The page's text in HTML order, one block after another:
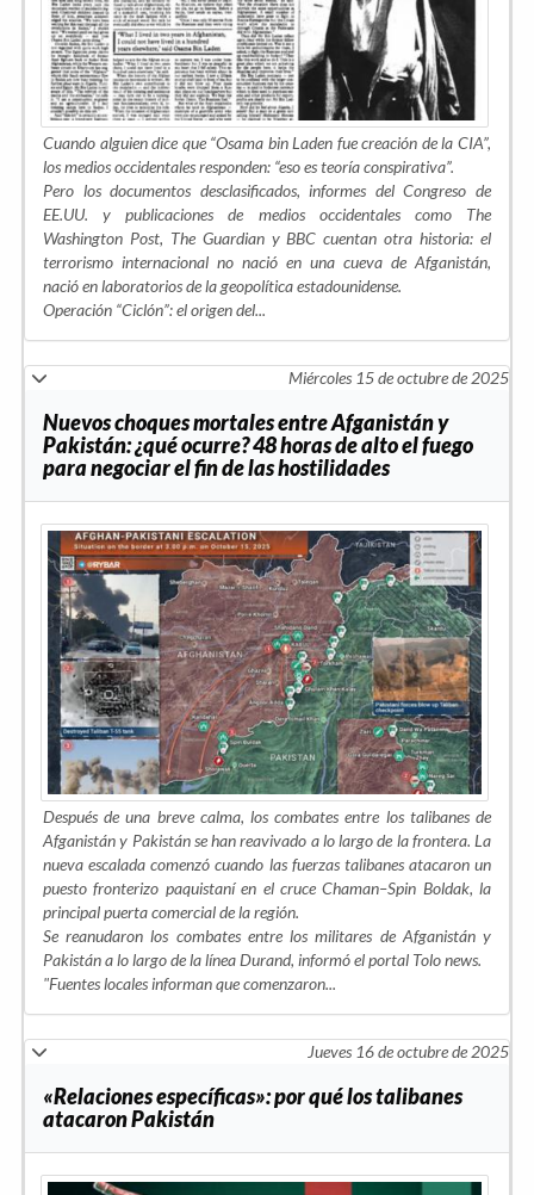
Cuando alguien dice que “Osama bin Laden fue creación de la CIA”,
los medios occidentales responden: “eso es teoría conspirativa”.
Pero los documentos desclasificados, informes del Congreso de
EE.UU. y publicaciones de medios occidentales como The
Washington Post, The Guardian y BBC cuentan otra historia: el
terrorismo internacional no nació en una cueva de Afganistán,
nació en laboratorios de la geopolítica estadounidense.
Operación “Ciclón”: el origen del...
Miércoles 15 de octubre de 2025
Nuevos choques mortales entre Afganistán y
Pakistán: ¿qué ocurre? 48 horas de alto el fuego
para negociar el fin de las hostilidades
Después de una breve calma, los combates entre los talibanes de
Afganistán y Pakistán se han reavivado a lo largo de la frontera. La
nueva escalada comenzó cuando las fuerzas talibanes atacaron un
puesto fronterizo paquistaní en el cruce Chaman–Spin Boldak, la
principal puerta comercial de la región.
Se reanudaron los combates entre los militares de Afganistán y
Pakistán a lo largo de la línea Durand, informó el portal Tolo news.
"Fuentes locales informan que comenzaron...
Jueves 16 de octubre de 2025
«Relaciones específicas»: por qué los talibanes
atacaron Pakistán